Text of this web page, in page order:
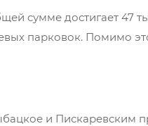
сумме достигает 47
парковок. Помимо
и Пискаревским